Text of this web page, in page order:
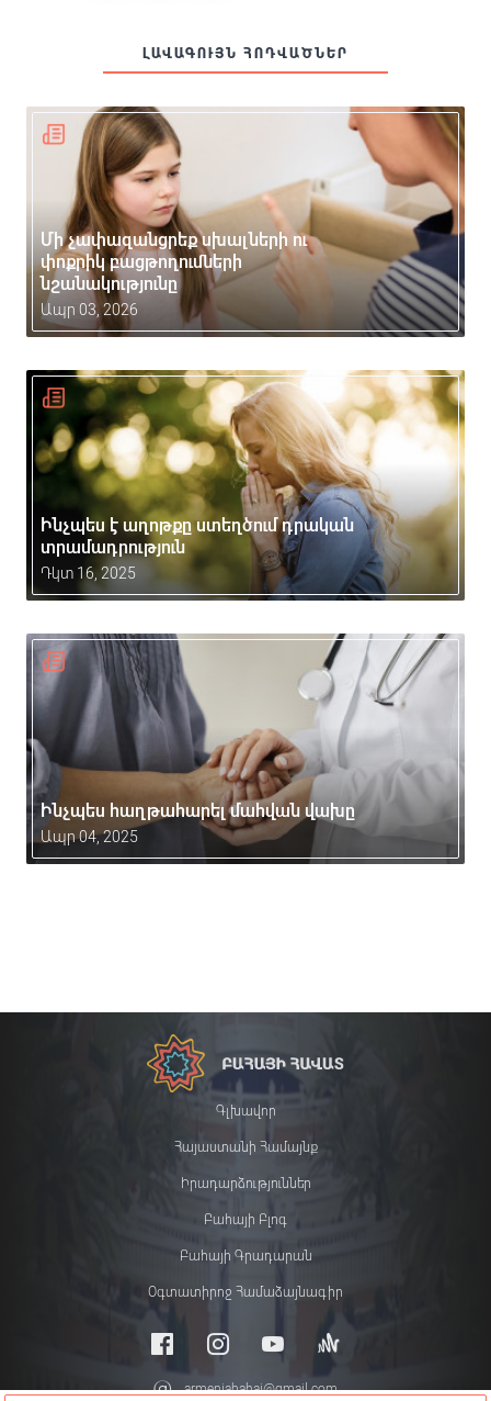
ԼԱՎԱԳՈՒՅՆ ՀՈԴՎԱԾՆԵՐ
Մի չափազանցրեք սխալների ու
փոքրիկ բացթողումների
նշանակությունը
Ապր 03, 2026
Ինչպես է աղոթքը ստեղծում դրական
տրամադրություն
Դկտ 16, 2025
Ինչպես հաղթահարել մահվան վախը
Ապր 04, 2025
Գլխավոր
Հայաստանի Համայնք
Իրադարձություններ
Բահայի Բլոգ
Բահայի Գրադարան
Օգտատիրոջ Համաձայնագիր
armeniabahai@gmail.com